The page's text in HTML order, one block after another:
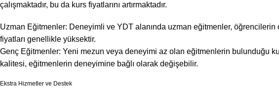
çalışmaktadır, bu da kurs fiyatlarını artırmaktadır.
Uzman Eğitmenler: Deneyimli ve YDT alanında uzman eğitmenler, öğrencilerin
fiyatları genellikle yüksektir.
Genç Eğitmenler: Yeni mezun veya deneyimi az olan eğitmenlerin bulunduğu
kalitesi, eğitmenlerin deneyimine bağlı olarak değişebilir.
Ekstra Hizmetler ve Destek